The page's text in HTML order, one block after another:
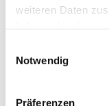
weiteren Daten
Notwendig
Präferenzen
Wir
Vorgaben,